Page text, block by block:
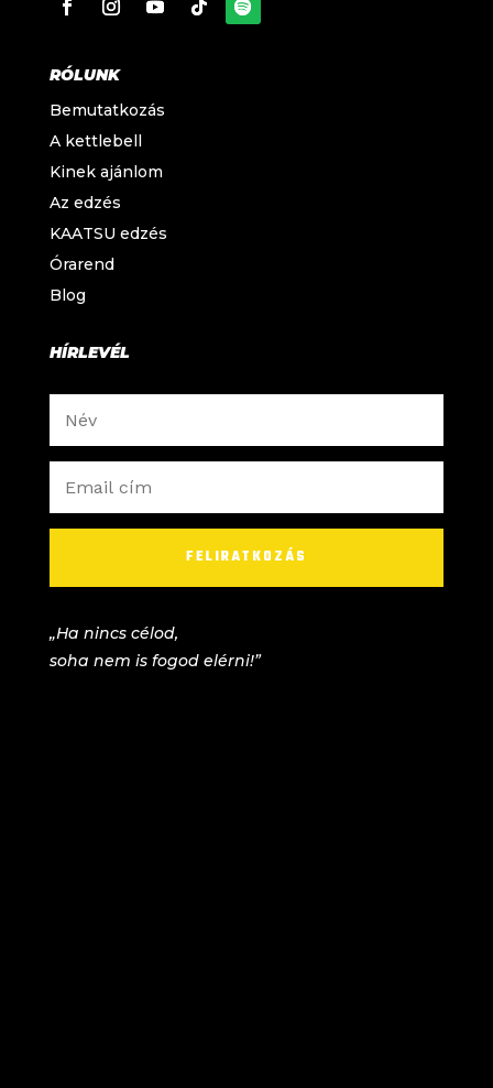
RÓLUNK
Bemutatkozás
A kettlebell
Kinek ajánlom
Az edzés
KAATSU edzés
Órarend
Blog
HÍRLEVÉL
FELIRATKOZÁS
„Ha nincs célod,
soha nem is fogod elérni!”